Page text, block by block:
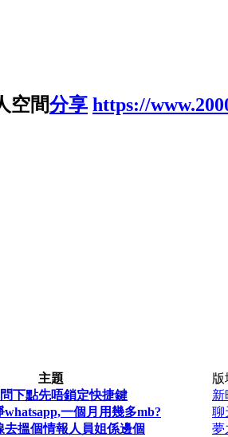
空間分享 https://
主題
版
下點先唔鎖定快捷鍵
新
whatsapp,一個月用幾多mb?
聊
去搵個情報人員姐係邊個
夢